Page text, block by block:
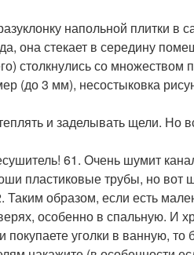
напольной плитки в
она стекает в середину
столкнулись со множеством
(до 3 мм), несостыковка
и заделывать щели. Но
61. Очень шумит
пластиковые трубы, но вот
Таким образом, если есть
особенно в спальную. И
уголки в ванную, то